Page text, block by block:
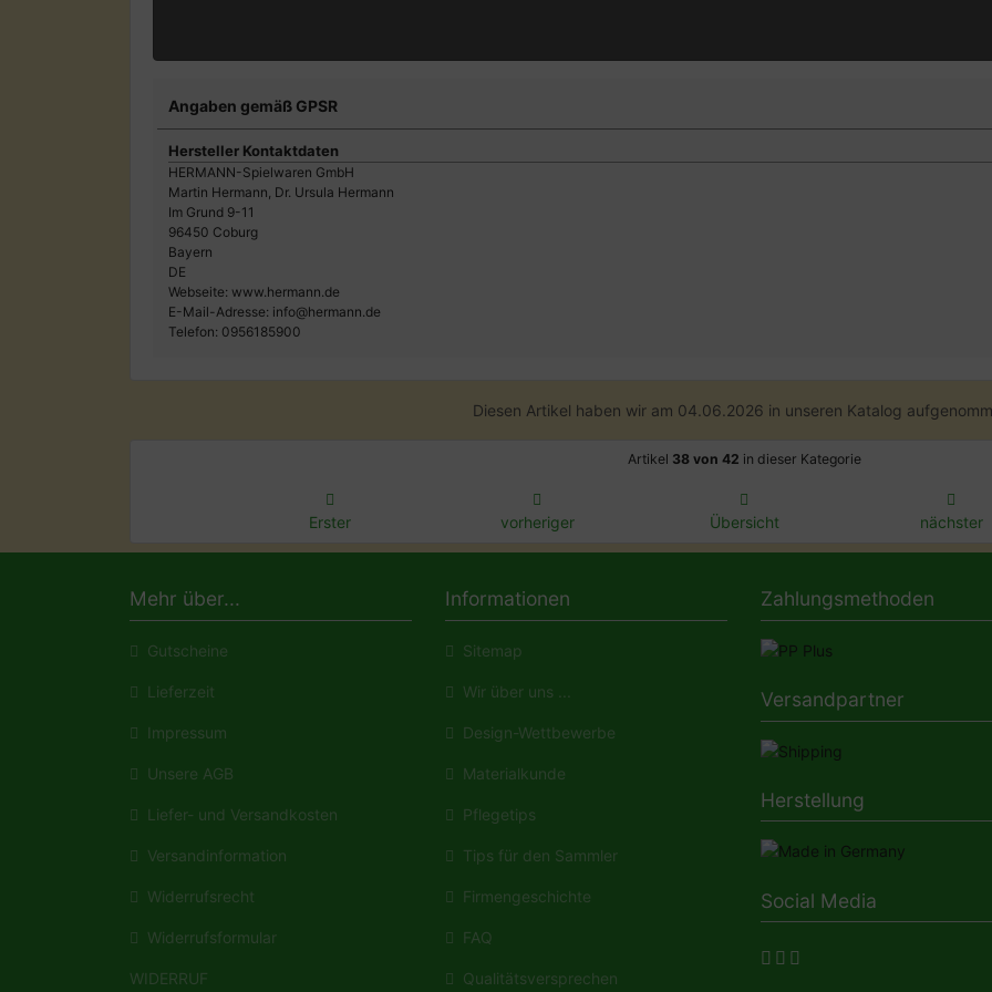
Angaben gemäß GPSR
Hersteller Kontaktdaten
HERMANN-Spielwaren GmbH
Martin Hermann, Dr. Ursula Hermann
Im Grund 9-11
96450 Coburg
Bayern
DE
Webseite: www.hermann.de
E-Mail-Adresse: info@hermann.de
Telefon: 0956185900
Diesen Artikel haben wir am 04.06.2026 in unseren Katalog
Artikel 38 von 42 in dieser Kategorie
Erster vorheriger Übersicht nächster
Mehr über...
Gutscheine
Lieferzeit
Impressum
Unsere AGB
Liefer- und Versandkosten
Versandinformation
Widerrufsrecht
Widerrufsformular
WIDERRUF
Informationen
Sitemap
Wir über uns ...
Design-Wettbewerbe
Materialkunde
Pflegetips
Tips für den Sammler
Firmengeschichte
FAQ
Qualitätsversprechen
Zahlungsmethoden
Versandpartner
Herstellung
Social Media